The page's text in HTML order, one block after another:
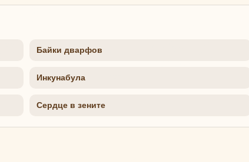
Байки дварфов
Инкунабула
Сердце в зените